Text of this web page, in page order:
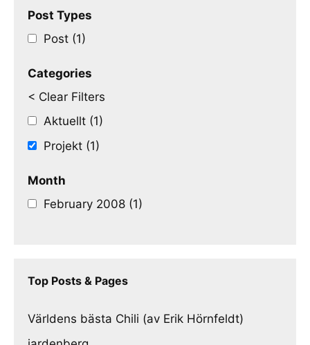
Post Types
Post (1)
Categories
< Clear Filters
Aktuellt (1)
Projekt (1)
Month
February 2008 (1)
Top Posts & Pages
Världens bästa Chili (av Erik Hörnfeldt)